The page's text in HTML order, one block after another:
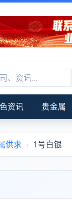
资讯 贵金属
供求 › 1号白银